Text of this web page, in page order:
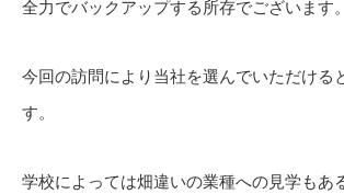
全力でバックアップする所存でございます。
今回の訪問により当社を選んでいただける
す。
学校によっては畑違いの業種への見学もあ